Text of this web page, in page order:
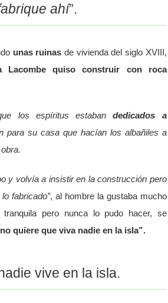
ahí”.
unas ruinas de vivienda del siglo XVIII,
Lacombe quiso construir con roca
los espíritus estabandedicados a
para su casa que hacían los albañiles a
y volvía a insistir en la construcción pero
fabricado”, al hombre la gustaba mucho
pero nunca lo pudo hacer, se
quiere que viva nadie en la isla”.
vive en la isla.